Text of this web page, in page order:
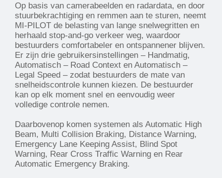
Op basis van camerabeelden en radardata, en door
stuurbekrachtiging en remmen aan te sturen, neemt
MI-PILOT de belasting van lange snelwegritten en
herhaald stop-and-go verkeer weg, waardoor
bestuurders comfortabeler en ontspannener blijven.
Er zijn drie gebruikersinstellingen – Handmatig,
Automatisch – Road Context en Automatisch –
Legal Speed – zodat bestuurders de mate van
snelheidscontrole kunnen kiezen. De bestuurder
kan op elk moment snel en eenvoudig weer
volledige controle nemen.
Daarbovenop komen systemen als Automatic High
Beam, Multi Collision Braking, Distance Warning,
Emergency Lane Keeping Assist, Blind Spot
Warning, Rear Cross Traffic Warning en Rear
Automatic Emergency Braking.